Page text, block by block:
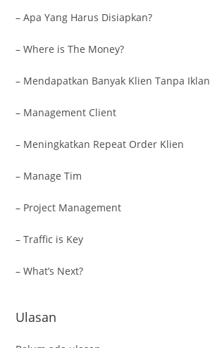
– Apa Yang Harus Disiapkan?
– Where is The Money?
– Mendapatkan Banyak Klien Tanpa Iklan
– Management Client
– Meningkatkan Repeat Order Klien
– Manage Tim
– Project Management
– Traffic is Key
– What’s Next?
Ulasan